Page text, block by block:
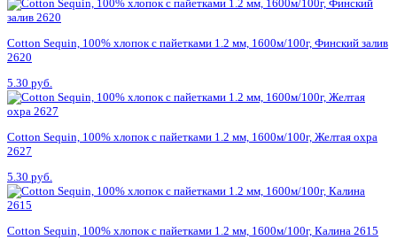
Cotton Sequin, 100% хлопок с пайетками 1.2 мм, 1600м/100г, Финский залив
2620
5.30 руб.
Cotton Sequin, 100% хлопок с пайетками 1.2 мм, 1600м/100г, Желтая охра
2627
5.30 руб.
Cotton Sequin, 100% хлопок с пайетками 1.2 мм, 1600м/100г, Калина 2615